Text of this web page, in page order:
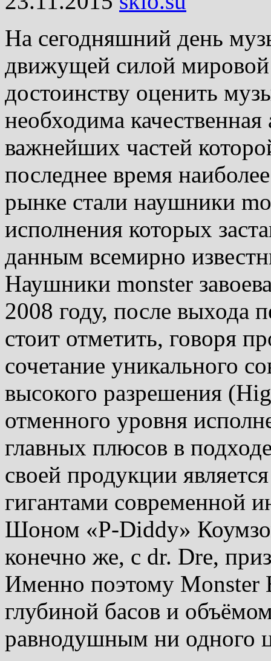
На сегодняшний день
движущей силой
достоинству оценить
необходима
важнейших частей
последнее время
рынке стали наушники
исполнения которых
данным всемирно
Наушники monster
2008 году, после выхода
стоит отметить, говоря
сочетание уникального
высокого разрешения
отменного уровня
главных плюсов в
своей продукции
гигантами современной
Шоном «P-Diddy»
конечно же, с dr. Dre,
Именно поэтому Monster
глубиной басов и
равнодушным ни одного